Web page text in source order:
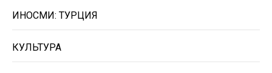
ИНОСМИ: ТУРЦИЯ
КУЛЬТУРА